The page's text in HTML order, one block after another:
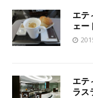
エテ
ェ
エテ
ラス